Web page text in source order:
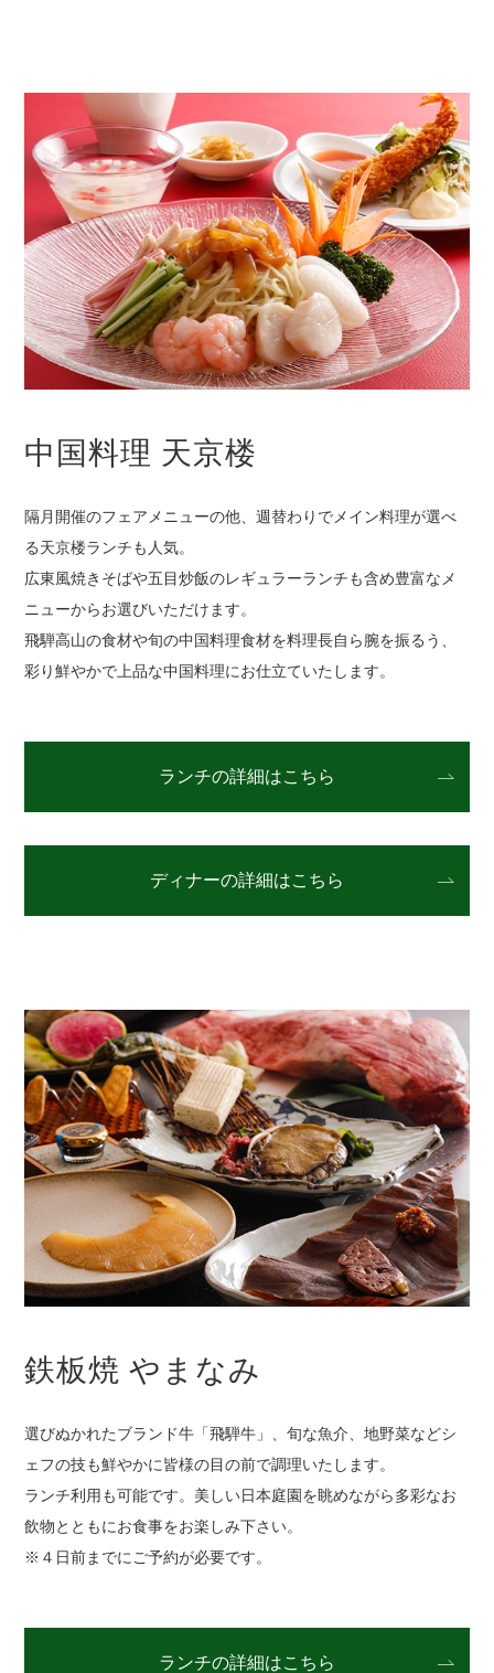
中国料理 天京楼
隔月開催のフェアメニューの他、週替わりでメイン料理が選べ
る天京楼ランチも人気。
広東風焼きそばや五目炒飯のレギュラーランチも含め豊富なメ
ニューからお選びいただけます。
飛騨高山の食材や旬の中国料理食材を料理長自ら腕を振るう、
彩り鮮やかで上品な中国料理にお仕立ていたします。
ランチの詳細はこちら
ディナーの詳細はこちら
鉄板焼 やまなみ
選びぬかれたブランド牛「飛騨牛」、旬な魚介、地野菜などシ
ェフの技も鮮やかに皆様の目の前で調理いたします。
ランチ利用も可能です。美しい日本庭園を眺めながら多彩なお
飲物とともにお食事をお楽しみ下さい。
※４日前までにご予約が必要です。
ランチの詳細はこちら